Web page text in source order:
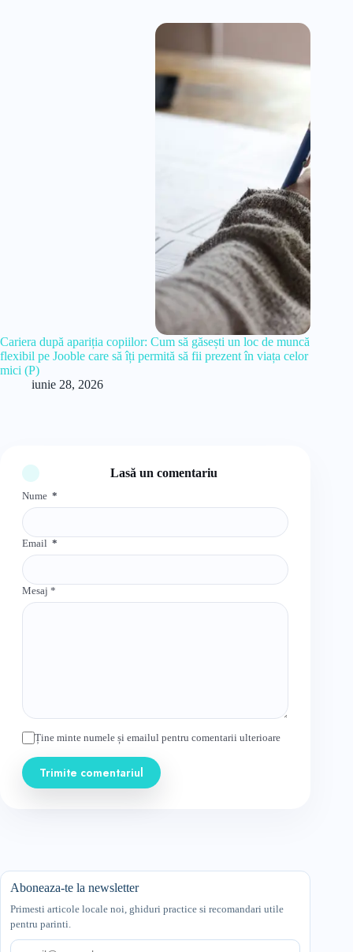
Cariera după apariția copiilor: Cum să găsești un loc de muncă
flexibil pe Jooble care să îți permită să fii prezent în viața celor
mici (P)
iunie 28, 2026
Lasă un comentariu
Nume *
Email *
Mesaj *
Ține minte numele și emailul pentru comentarii ulterioare
Trimite comentariul
Aboneaza-te la newsletter
Primesti articole locale noi, ghiduri practice si recomandari utile
pentru parinti.
Email